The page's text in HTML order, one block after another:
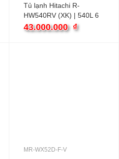
Tủ lạnh Hitachi R-
HW540RV (XK) | 540L 6
cánh inverter
43.000.000 ₫
MR-WX52D-F-V